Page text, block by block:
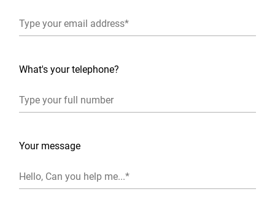
What's your telephone?
Your message